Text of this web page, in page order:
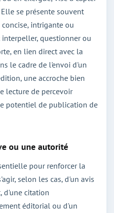
se présente souvent
intrigante ou
interpeller, questionner ou
en lien direct avec la
le cadre de l'envoi d'un
une accroche bien
lecture de percevoir
potentiel de publication de
ou une autorité
pour renforcer la
selon les cas, d'un avis
d'une citation
éditorial ou d'un